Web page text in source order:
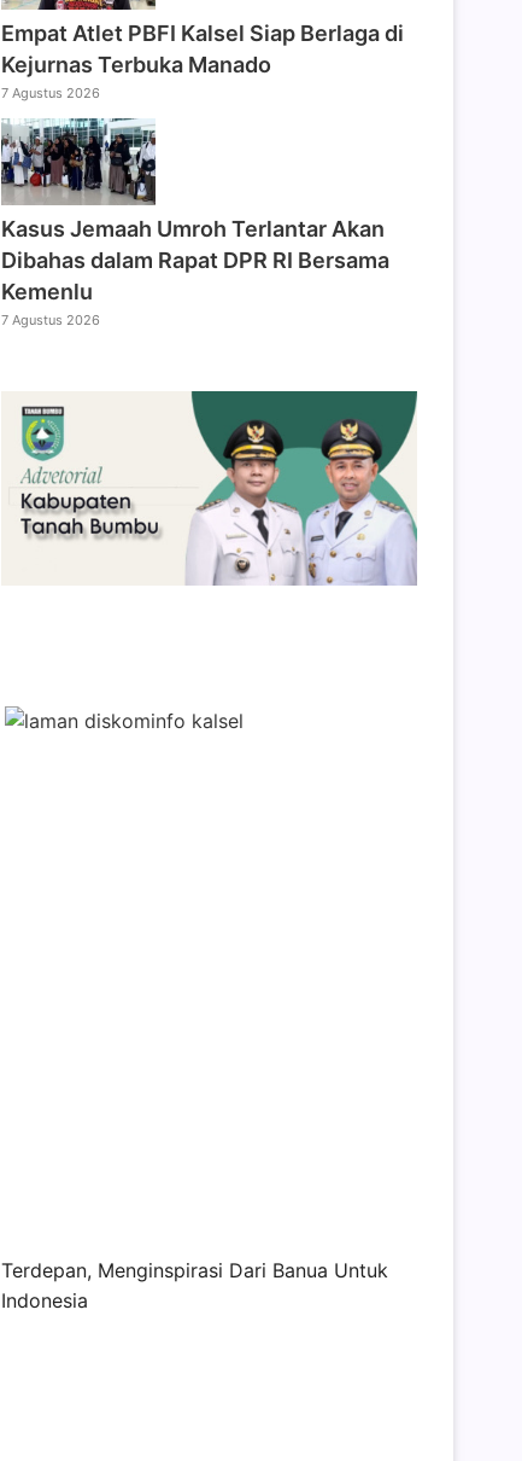
Empat Atlet PBFI Kalsel Siap Berlaga di
Kejurnas Terbuka Manado
7 Agustus 2026
Kasus Jemaah Umroh Terlantar Akan
Dibahas dalam Rapat DPR RI Bersama
Kemenlu
7 Agustus 2026
Terdepan, Menginspirasi Dari Banua Untuk
Indonesia